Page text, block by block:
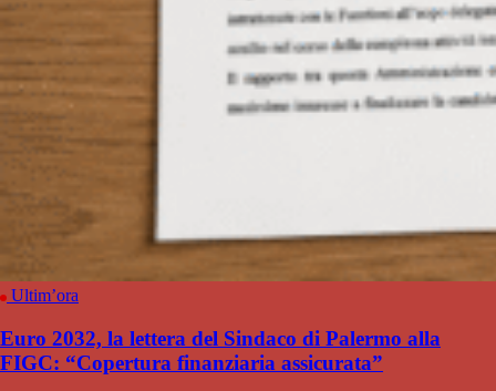
Ultim’ora
Euro 2032, la lettera del Sindaco di Palermo alla
FIGC: “Copertura finanziaria assicurata”